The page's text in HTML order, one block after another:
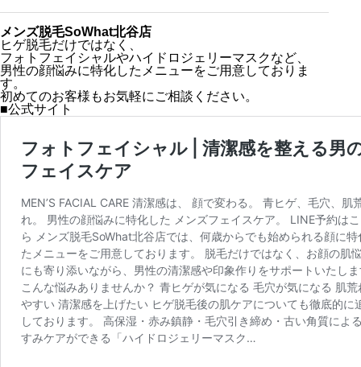
メンズ脱毛SoWhat北谷店
ヒゲ脱毛だけではなく、
フォトフェイシャルやハイドロジェリーマスクなど、
男性の顔悩みに特化したメニューをご用意しておりま
す。
初めてのお客様もお気軽にご相談ください。
■公式サイト